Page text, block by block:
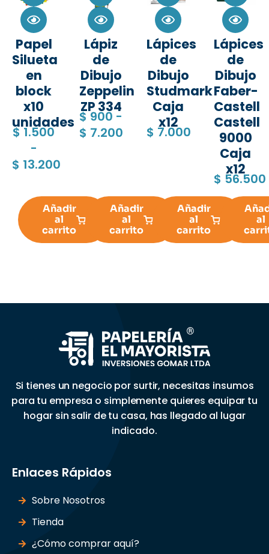
Papel
Silueta
en
block
x10
unidades
$1.500
-
$ 13.200
Añadir
al
carrito
Lápiz
de
Dibujo
Zeppelin
ZP 334
$900 -
$ 7.200
Añadir
al
carrito
Lápices
de
Dibujo
Studmark
Caja
x12
$ 7.000
Añadir
al
carrito
Lápices
de
Dibujo
Faber-
Castell
Castell
9000
Caja
x12
$ 56.500
al
Si tienes un negocio por surtir, necesitas insumos
para tu empresa o simplemente quieres equipar tu
hogar sin salir de tu casa, has llegado al lugar
indicado.
Enlaces Rápidos
Sobre Nosotros
Tienda
¿Cómo comprar aquí?